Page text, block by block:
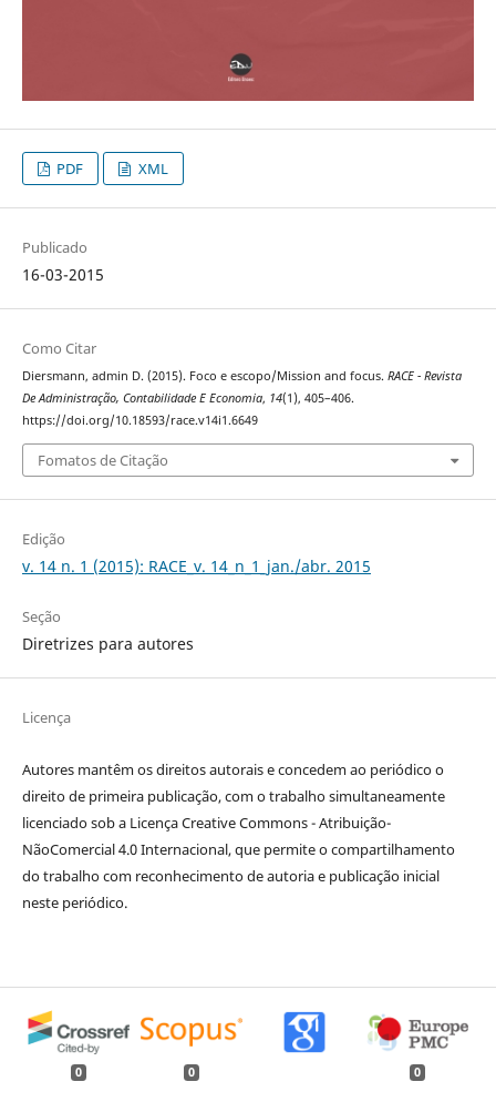
PDF XML
Publicado
16-03-2015
Como Citar
Diersmann, admin D. (2015). Foco e escopo/Mission and focus. RACE - Revista
De Administração, Contabilidade E Economia, 14(1), 405–406.
https://doi.org/10.18593/race.v14i1.6649
Fomatos de Citação
Edição
v. 14 n. 1 (2015): RACE_v. 14_n_1_jan./abr. 2015
Seção
Diretrizes para autores
Licença
Autores mantêm os direitos autorais e concedem ao periódico o
direito de primeira publicação, com o trabalho simultaneamente
licenciado sob a Licença Creative Commons - Atribuição-
NãoComercial 4.0 Internacional, que permite o compartilhamento
do trabalho com reconhecimento de autoria e publicação inicial
neste periódico.
0 0 0